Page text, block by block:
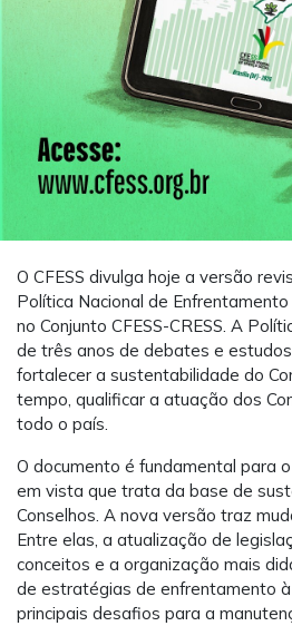
O CFESS divulga hoje a versão
Política Nacional de
no Conjunto CFESS-CRESS. A
de três anos de debates e
fortalecer a sustentabilidade do
tempo, qualificar a atuação dos
todo o país.
O documento é fundamental para
em vista que trata da base de
Conselhos. A nova versão traz
Entre elas, a atualização de
conceitos e a organização mais
de estratégias de enfrentamento
principais desafios para a